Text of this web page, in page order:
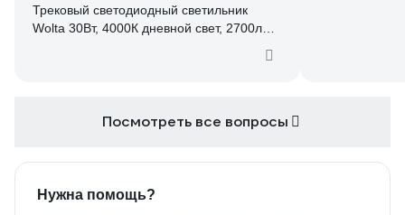
Трековый светодиодный светильник
Wolta 30Вт, 4000К дневной свет, 2700лм,
комплекта!спасибо!Посмотреть все вопросы
Нужна помощь?